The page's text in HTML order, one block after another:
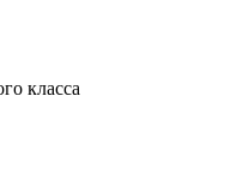
класса